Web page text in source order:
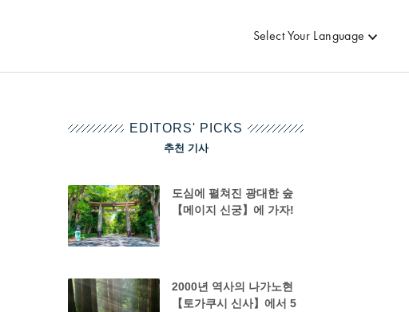
Select Your Language
EDITORS' PICKS
추천 기사
도심에 펼쳐진 광대한 숲
【메이지 신궁】에 가자!
2000년 역사의 나가노현
【토가쿠시 신사】에서 5